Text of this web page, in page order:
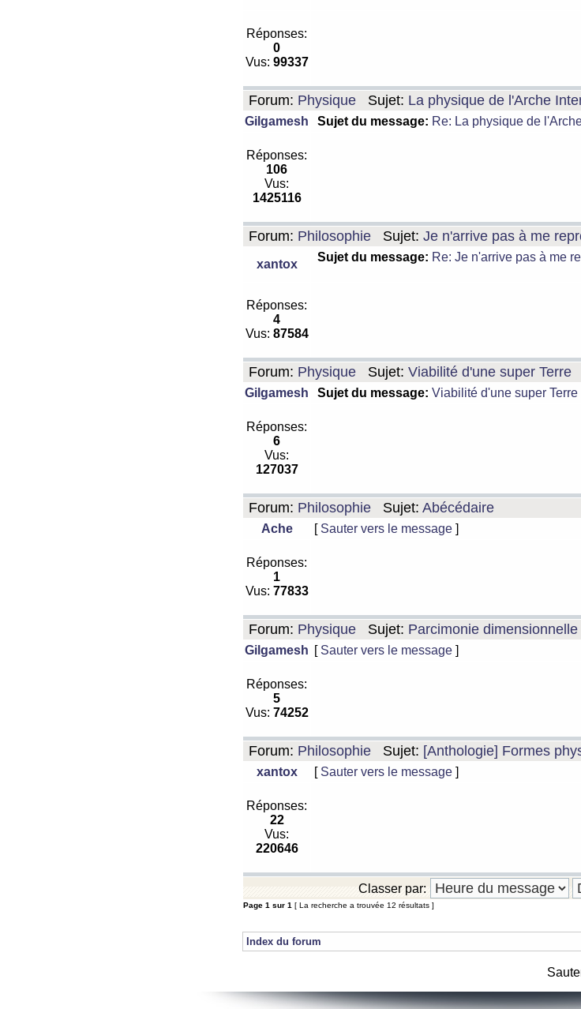
Réponses:
0
Vus: 99337
Forum: Physique Sujet: La physique de l'Arche
Gilgamesh Sujet du message: Re: La physique de
Réponses:
106
Vus:
1425116
Forum: Philosophie Sujet: Je n'arrive pas à me
xantox
Sujet du message: Re: Je n'arrive pas à me
Réponses:
4
Vus: 87584
Forum: Physique Sujet: Viabilité d'une super Terre
Gilgamesh Sujet du message: Viabilité d'une super Terre
Réponses:
6
Vus:
127037
Forum: Philosophie Sujet: Abécédaire
Ache [ Sauter vers le message ]
Réponses:
1
Vus: 77833
Forum: Physique Sujet: Parcimonie dimensionnelle
Gilgamesh [ Sauter vers le message ]
Réponses:
5
Vus: 74252
Forum: Philosophie Sujet: [Anthologie] Formes
xantox [ Sauter vers le message ]
Réponses:
22
Vus:
220646
Classer par:
Page 1 sur 1 [ La recherche a trouvée 12 résultats ]
Index du forum